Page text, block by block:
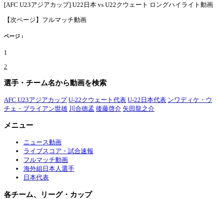
[AFC U23アジアカップ] U22日本 vs U22クウェート ロングハイライト動画
【次ページ】フルマッチ動画
ページ :
1
2
選手・チーム名から動画を検索
AFC U23アジアカップ U-22クウェート代表 U-22日本代表 ンワディケ・ウ
チェ・ブライアン世雄 川合徳孟 後藤啓介 矢田龍之介
メニュー
ニュース動画
ライブスコア・試合速報
フルマッチ動画
海外組日本人選手
日本代表
各チーム、リーグ・カップ